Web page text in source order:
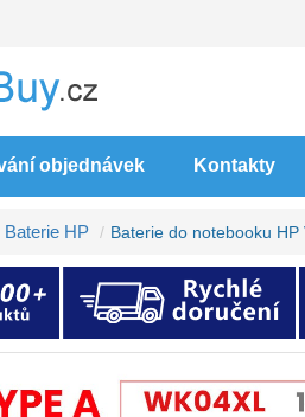
objednávek Kontakty
Baterie HP Baterie do notebooku